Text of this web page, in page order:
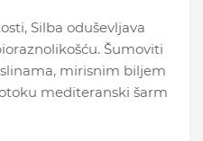
Silba oduševljava
Šumoviti
mirisnim biljem
mediteranski šarm